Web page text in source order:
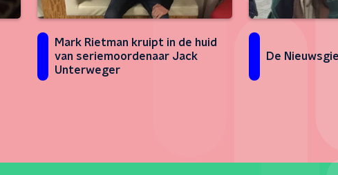
Mark Rietman kruipt in de huid
van seriemoordenaar Jack
Unterweger
De